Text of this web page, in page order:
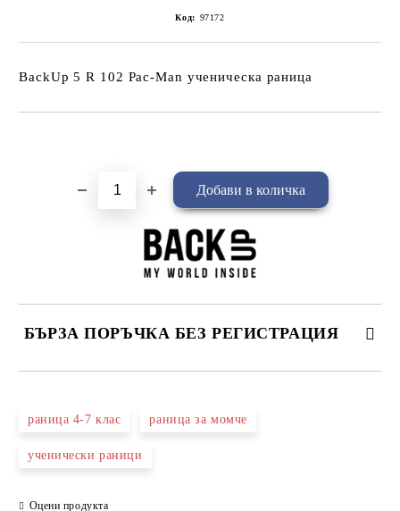
Код: 97172
BackUp 5 R 102 Pac-Man ученическа раница
БЪРЗА ПОРЪЧКА БЕЗ РЕГИСТРАЦИЯ
раница 4-7 клас раница за момче
ученически раници
Оцени продукта